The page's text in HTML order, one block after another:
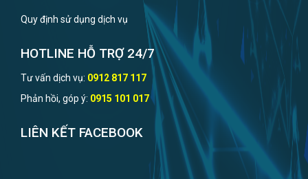
Quy định sử dụng dịch vụ
HOTLINE HỖ TRỢ 24/7
Tư vấn dịch vụ: 0912 817 117
Phản hồi, góp ý: 0915 101 017
LIÊN KẾT FACEBOOK